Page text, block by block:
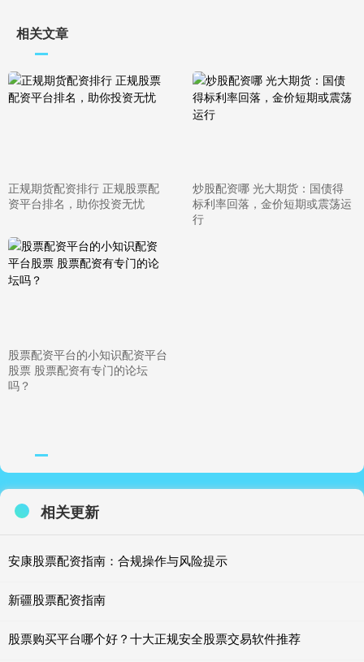
相关文章
正规期货配资排行 正规股票配
资平台排名，助你投资无忧
炒股配资哪 光大期货：国债得
标利率回落，金价短期或震荡运
行
股票配资平台的小知识配资平台
股票 股票配资有专门的论坛
吗？
相关更新
安康股票配资指南：合规操作与风险提示
新疆股票配资指南
股票购买平台哪个好？十大正规安全股票交易软件推荐